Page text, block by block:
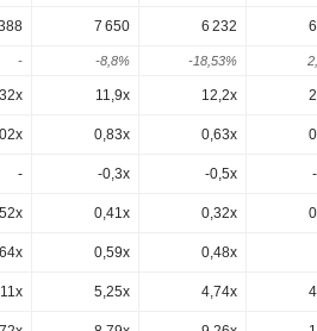
7 650 6 232
- -8,8% -18,53%
11,9x 12,2x
0,83x 0,63x
- -0,3x -0,5x
0,41x 0,32x
0,59x 0,48x
5,25x 4,74x